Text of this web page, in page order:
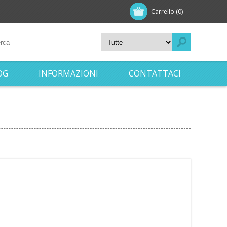
Carrello (0)
INFORMAZIONI CONTATTACI